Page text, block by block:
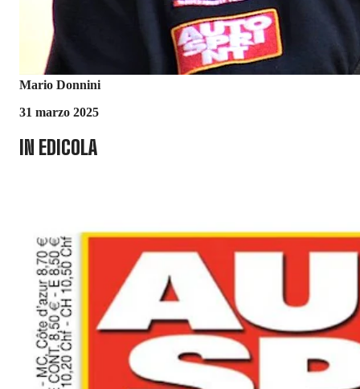
Mario Donnini
31 marzo 2025
IN EDICOLA